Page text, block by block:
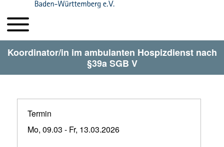
Suche Schließen
HPV BW Hauptmenu
Toggle main menu
Koordinator/in im ambulanten Hospizdienst nach
§39a SGB V
Termin
Mo, 09.03 - Fr, 13.03.2026